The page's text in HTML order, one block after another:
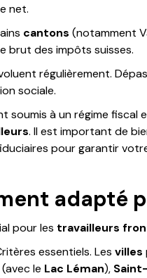
net.
cantons (notamment
brut des impôts suisses.
régulièrement.
sociale.
soumis à un régime fiscal
. Il est important de
pour garantir
adapté
pour les travailleurs
essentiels. Les villes
(avec le Lac Léman),